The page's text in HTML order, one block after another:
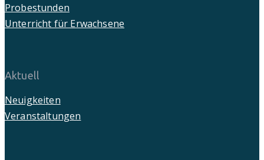
Probestunden
Unterricht für Erwachsene
Aktuell
Neuigkeiten
Veranstaltungen